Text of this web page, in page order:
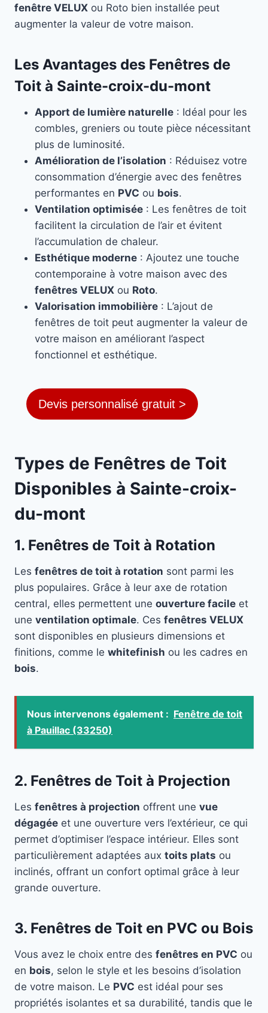
fenêtre VELUX ou Roto bien installée peut
augmenter la valeur de votre maison.
Les Avantages des Fenêtres de
Toit à Sainte-croix-du-mont
Apport de lumière naturelle : Idéal pour les
combles, greniers ou toute pièce nécessitant
plus de luminosité.
Amélioration de l’isolation : Réduisez votre
consommation d’énergie avec des fenêtres
performantes en PVC ou bois.
Ventilation optimisée : Les fenêtres de toit
facilitent la circulation de l’air et évitent
l’accumulation de chaleur.
Esthétique moderne : Ajoutez une touche
contemporaine à votre maison avec des
fenêtres VELUX ou Roto.
Valorisation immobilière : L’ajout de
fenêtres de toit peut augmenter la valeur de
votre maison en améliorant l’aspect
fonctionnel et esthétique.
Devis personnalisé gratuit >
Types de Fenêtres de Toit
Disponibles à Sainte-croix-
du-mont
1. Fenêtres de Toit à Rotation
Les fenêtres de toit à rotation sont parmi les
plus populaires. Grâce à leur axe de rotation
central, elles permettent une ouverture facile et
une ventilation optimale. Ces fenêtres VELUX
sont disponibles en plusieurs dimensions et
finitions, comme le whitefinish ou les cadres en
bois.
Nous intervenons également : Fenêtre de toit
à Pauillac (33250)
2. Fenêtres de Toit à Projection
Les fenêtres à projection offrent une vue
dégagée et une ouverture vers l’extérieur, ce qui
permet d’optimiser l’espace intérieur. Elles sont
particulièrement adaptées aux toits plats ou
inclinés, offrant un confort optimal grâce à leur
grande ouverture.
3. Fenêtres de Toit en PVC ou Bois
Vous avez le choix entre des fenêtres en PVC ou
en bois, selon le style et les besoins d’isolation
de votre maison. Le PVC est idéal pour ses
propriétés isolantes et sa durabilité, tandis que le